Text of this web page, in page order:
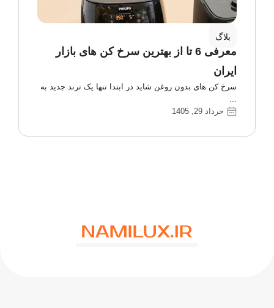
بلاگ
معرفی 6 تا از بهترین سرخ کن های بازار
ایران
سرخ کن های بدون روغن شاید در ابتدا تنها یک ترند جدید به
خرداد 29, 1405